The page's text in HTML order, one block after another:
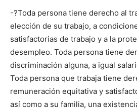
-?Toda persona tiene derecho al
elección de su trabajo, a
satisfactorias de trabajo y a la
desempleo. Toda persona tiene
discriminación alguna, a igual
Toda persona que trabaja tiene
remuneración equitativa y
así como a su familia, una